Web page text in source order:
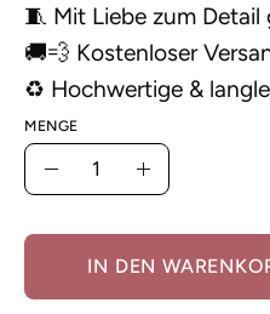
🧵 Mit Liebe zum
🚚💨 Kostenloser
♻️ Hochwertige &
MENGE
Menge
Menge
Menge
IN DEN